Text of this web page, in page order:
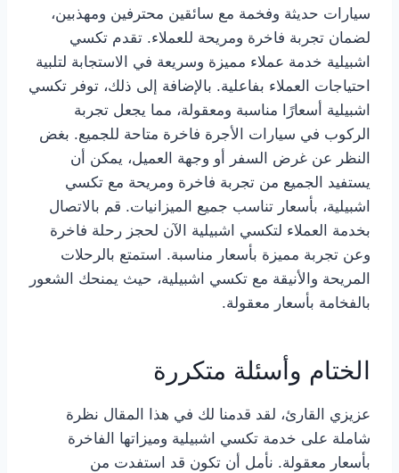
سيارات حديثة وفخمة مع سائقين محترفين ومهذبين،
لضمان تجربة فاخرة ومريحة للعملاء. تقدم تكسي
اشبيلية خدمة عملاء مميزة وسريعة في الاستجابة لتلبية
احتياجات العملاء بفاعلية. بالإضافة إلى ذلك، توفر تكسي
اشبيلية أسعارًا مناسبة ومعقولة، مما يجعل تجربة
الركوب في سيارات الأجرة فاخرة متاحة للجميع. بغض
النظر عن غرض السفر أو وجهة العميل، يمكن أن
يستفيد الجميع من تجربة فاخرة ومريحة مع تكسي
اشبيلية، بأسعار تناسب جميع الميزانيات. قم بالاتصال
بخدمة العملاء لتكسي اشبيلية الآن لحجز رحلة فاخرة
وعن تجربة مميزة بأسعار مناسبة. استمتع بالرحلات
المريحة والأنيقة مع تكسي اشبيلية، حيث يمنحك الشعور
بالفخامة بأسعار معقولة.
الختام وأسئلة متكررة
عزيزي القارئ، لقد قدمنا لك في هذا المقال نظرة
شاملة على خدمة تكسي اشبيلية وميزاتها الفاخرة
بأسعار معقولة. نأمل أن تكون قد استفدت من